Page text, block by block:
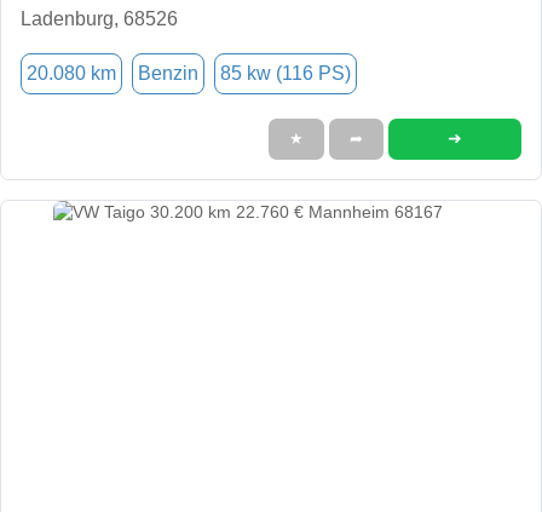
Ladenburg, 68526
20.080 km Benzin 85 kw (116 PS)
★ ➦ ➜